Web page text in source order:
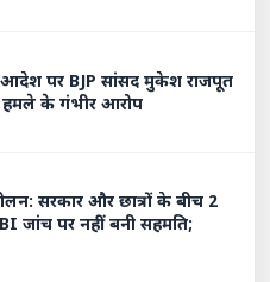
पर BJP सांसद मुकेश राजपूत
के गंभीर आरोप
सरकार और छात्रों के बीच 2
जांच पर नहीं बनी सहमति;